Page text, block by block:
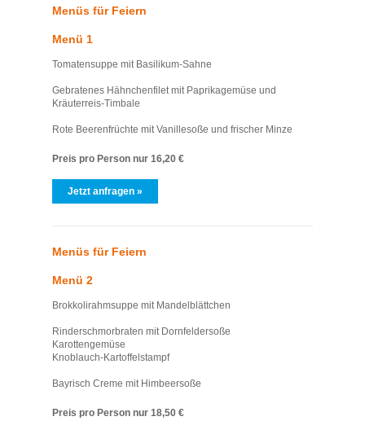
Menüs für Feiern
Menü 1
Tomatensuppe mit Basilikum-Sahne
Gebratenes Hähnchenfilet mit Paprikagemüse und
Kräuterreis-Timbale
Rote Beerenfrüchte mit Vanillesoße und frischer Minze
Preis pro Person nur 16,20 €
Jetzt anfragen »
Menüs für Feiern
Menü 2
Brokkolirahmsuppe mit Mandelblättchen
Rinderschmorbraten mit Dornfeldersoße
Karottengemüse
Knoblauch-Kartoffelstampf
Bayrisch Creme mit Himbeersoße
Preis pro Person nur 18,50 €